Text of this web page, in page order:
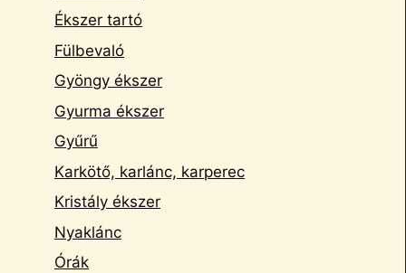
Ékszer tartó
Fülbevaló
Gyöngy ékszer
Gyurma ékszer
Gyűrű
Karkötő, karlánc, karperec
Kristály ékszer
Nyaklánc
Órák